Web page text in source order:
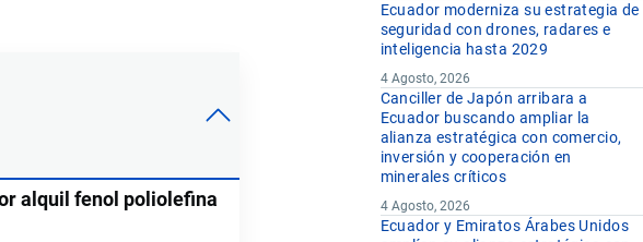
alquil fenol poliolefina
Ecuador moderniza su estrategia de
seguridad con drones, radares e
inteligencia hasta 2029
4 Agosto, 2026
Canciller de Japón arribara a
Ecuador buscando ampliar la
alianza estratégica con comercio,
inversión y cooperación en
minerales críticos
4 Agosto, 2026
Ecuador y Emiratos Árabes Unidos